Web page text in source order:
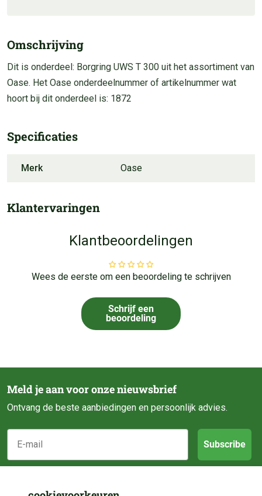
Omschrijving
Dit is onderdeel: Borgring UWS T 300 uit het assortiment van
Oase. Het Oase onderdeelnummer of artikelnummer wat
hoort bij dit onderdeel is: 1872
Specificaties
Merk Oase
Klantervaringen
Klantbeoordelingen
Wees de eerste om een beoordeling te schrijven
Schrijf een
beoordeling
Meld je aan voor onze nieuwsbrief
Ontvang de beste aanbiedingen en persoonlijk advies.
E-mail
Subscribe
Klantenservice